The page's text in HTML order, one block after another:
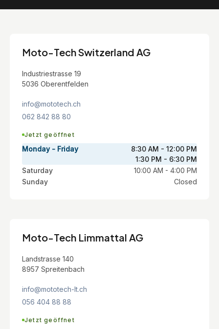
Moto-Tech Switzerland AG
Industriestrasse 19
5036 Oberentfelden
info@mototech.ch
062 842 88 80
Jetzt geöffnet
Monday - Friday
8:30 AM - 12:00 PM
1:30 PM - 6:30 PM
Saturday
10:00 AM - 4:00 PM
Sunday
Closed
Moto-Tech Limmattal AG
Landstrasse 140
8957 Spreitenbach
info@mototech-lt.ch
056 404 88 88
Jetzt geöffnet